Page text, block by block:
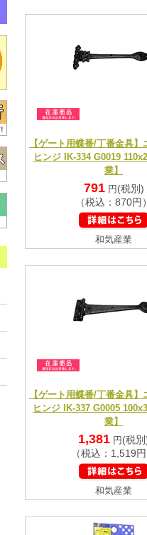
【ゲート用蝶番/丁番金具
ヒンジ IK-334 G0019
業】
791円 (税別)
（税込：870円）
和気産業
【ゲート用蝶番/丁番金具
ヒンジ IK-337 G0005
業】
1,381 円 (税別
（税込：1,519円
和気産業